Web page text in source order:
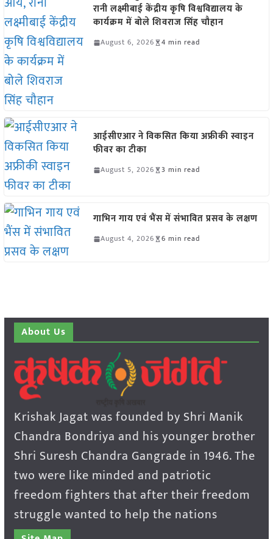
रानी लक्ष्मीबाई केंद्रीय कृषि विश्वविद्यालय के
कार्यक्रम में बोले शिवराज सिंह चौहान
August 6, 2026 4 min read
आईसीएआर ने विकसित किया अफ्रीकी स्वाइन
फीवर का टीका
August 5, 2026 3 min read
गाभिन गाय एवं भैंस में संभावित प्रसव के लक्षण
August 4, 2026 6 min read
About Us
Krishak Jagat was founded by Shri Manik
Chandra Bondriya and his younger brother
Shri Suresh Chandra Gangrade in 1946. The
two were like minded and patriotic
freedom fighters that after their freedom
struggle wanted to help the nations